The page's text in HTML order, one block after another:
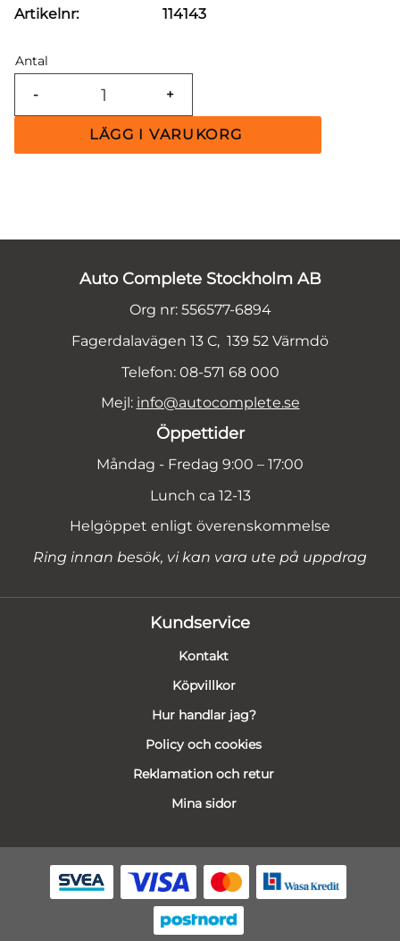
Antal
+
-
Artikelnr 114143
Auto Complete Stockholm AB
Org nr: 556577-6894
Fagerdalavägen 13 C, 139 52 Värmdö
Telefon: 08-571 68 000
Mejl: info@autocomplete.se
Öppettider
Måndag - Fredag 9:00 – 17:00
Lunch ca 12-13
Helgöppet enligt överenskommelse
Ring innan besök, vi kan vara ute på uppdrag
Kundservice
Kontakt
Köpvillkor
Hur handlar jag?
Policy och cookies
Reklamation och retur
Mina sidor